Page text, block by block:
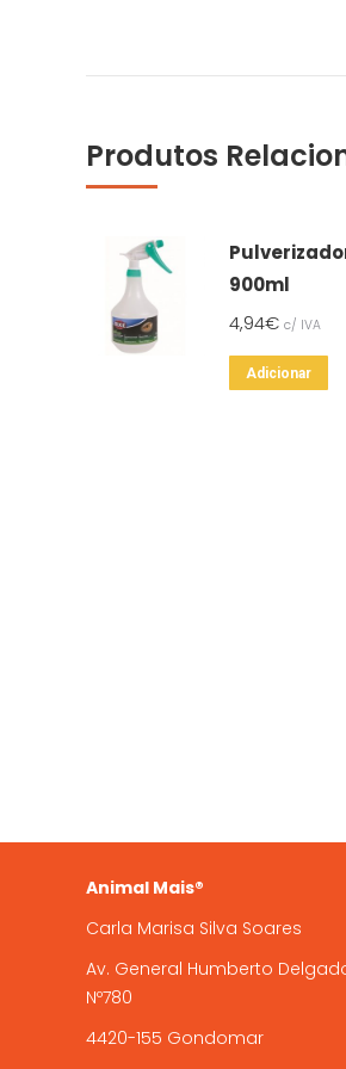
Produtos
900ml
4,94€ c/ IVA
Adicionar
Animal Mais®
Carla Marisa Silva Soares
Av. General Humberto
Nº780
4420-155 Gondomar